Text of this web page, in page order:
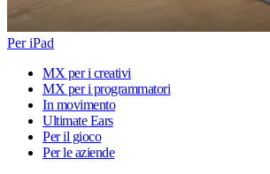
Per iPad
MX per i creativi
MX per i programmatori
In movimento
Ultimate Ears
Per il gioco
Per le aziende